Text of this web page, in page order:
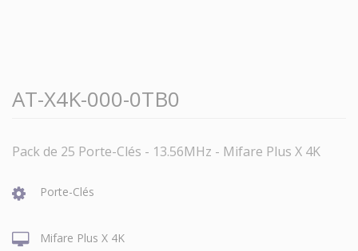
AT-X4K-000-0TB0
Pack de 25 Porte-Clés - 13.56MHz - Mifare Plus X 4K
Porte-Clés
Mifare Plus X 4K